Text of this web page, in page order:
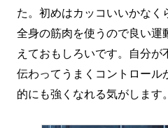
た。初めはカッコいいかなく
全身の筋肉を使うので良い運
えておもしろいです。自分が
伝わってうまくコントロール
的にも強くなれる気がします。